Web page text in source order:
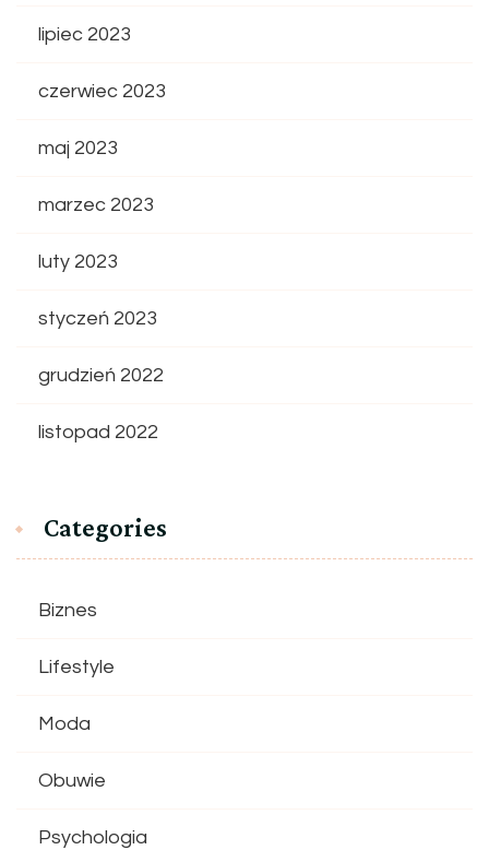
lipiec 2023
czerwiec 2023
maj 2023
marzec 2023
luty 2023
styczeń 2023
grudzień 2022
listopad 2022
Categories
Biznes
Lifestyle
Moda
Obuwie
Psychologia